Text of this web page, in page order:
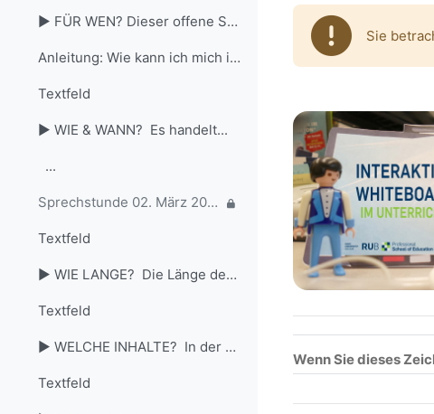
► FÜR WEN? Dieser offene Selbstlernkurs...
Anleitung: Wie kann ich mich in diesen Kurs einschreiben?
Textfeld
► WIE & WANN? Es handelt...
...
Sprechstunde 02. März 2018
Textfeld
► WIE LANGE? Die Länge des...
Textfeld
► WELCHE INHALTE? In der Regel a...
Textfeld
Sie
Wenn Sie dieses